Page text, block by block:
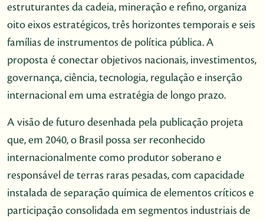
estruturantes da cadeia, mineração e refino, organiza
oito eixos estratégicos, três horizontes temporais e seis
famílias de instrumentos de política pública. A
proposta é conectar objetivos nacionais, investimentos,
governança, ciência, tecnologia, regulação e inserção
internacional em uma estratégia de longo prazo.
A visão de futuro desenhada pela publicação projeta
que, em 2040, o Brasil possa ser reconhecido
internacionalmente como produtor soberano e
responsável de terras raras pesadas, com capacidade
instalada de separação química de elementos críticos e
participação consolidada em segmentos industriais de